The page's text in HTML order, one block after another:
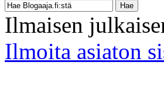
Ilmaisen
Ilmoita asiaton